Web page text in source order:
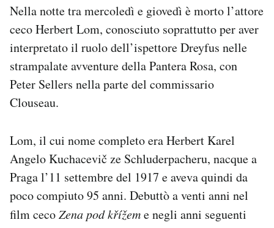
SHOP
CALENDARIO
AREA PERSONALE
Area Personale
Regala il Post
Hai bisogno di aiuto?
Esci
Nella notte tra mercoledì e giovedì è morto l’attore
ceco Herbert Lom, conosciuto soprattutto per aver
interpretato il ruolo dell’ispettore Dreyfus nelle
strampalate avventure della Pantera Rosa, con
Peter Sellers nella parte del commissario
Clouseau.
Lom, il cui nome completo era Herbert Karel
Angelo Kuchacevič ze Schluderpacheru, nacque a
Praga l’11 settembre del 1917 e aveva quindi da
poco compiuto 95 anni. Debuttò a venti anni nel
film cecoZena pod křížeme negli anni seguenti